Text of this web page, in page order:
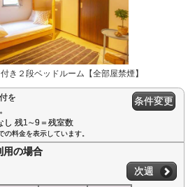
き２段ベッドルーム【全部屋禁煙】
を
し 残1∼9＝残室数
条件変更
料金を表示しています。
用の場合
次週